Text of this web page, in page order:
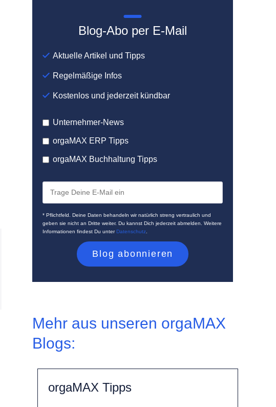
Blog-Abo per E-Mail
Aktuelle Artikel und Tipps
Regelmäßige Infos
Kostenlos und jederzeit kündbar
Unternehmer-News
orgaMAX ERP Tipps
orgaMAX Buchhaltung Tipps
* Pflichtfeld. Deine Daten behandeln wir natürlich streng vertraulich und
geben sie nicht an Dritte weiter. Du kannst Dich jederzeit abmelden. Weitere
Informationen findest Du unterDatenschutz
Mehr aus unseren orgaMAX
Blogs:
orgaMAX Tipps